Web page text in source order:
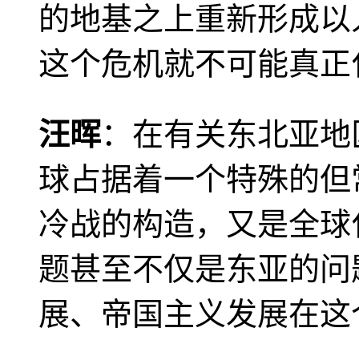
的地基之上重新形成
这个危机就不可能真
汪晖：在有关东北亚
球占据着一个特殊的
冷战的构造，又是全
题甚至不仅是东亚的
展、帝国主义发展在